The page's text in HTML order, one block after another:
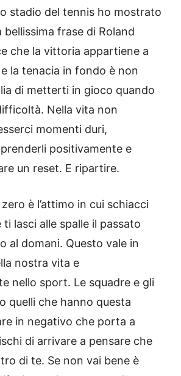
stadio del tennis ho mostrato
bellissima frase di Roland
che la vittoria appartiene a
la tenacia in fondo è non
di metterti in gioco quando
Nella vita non
momenti duri,
positivamente e
un reset. E ripartire.
zero è l’attimo in cui schiacci
lasci alle spalle il passato
al domani. Questo vale in
nostra vita e
nello sport. Le squadre e gli
quelli che hanno questa
in negativo che porta a
di arrivare a pensare che
di te. Se non vai bene è